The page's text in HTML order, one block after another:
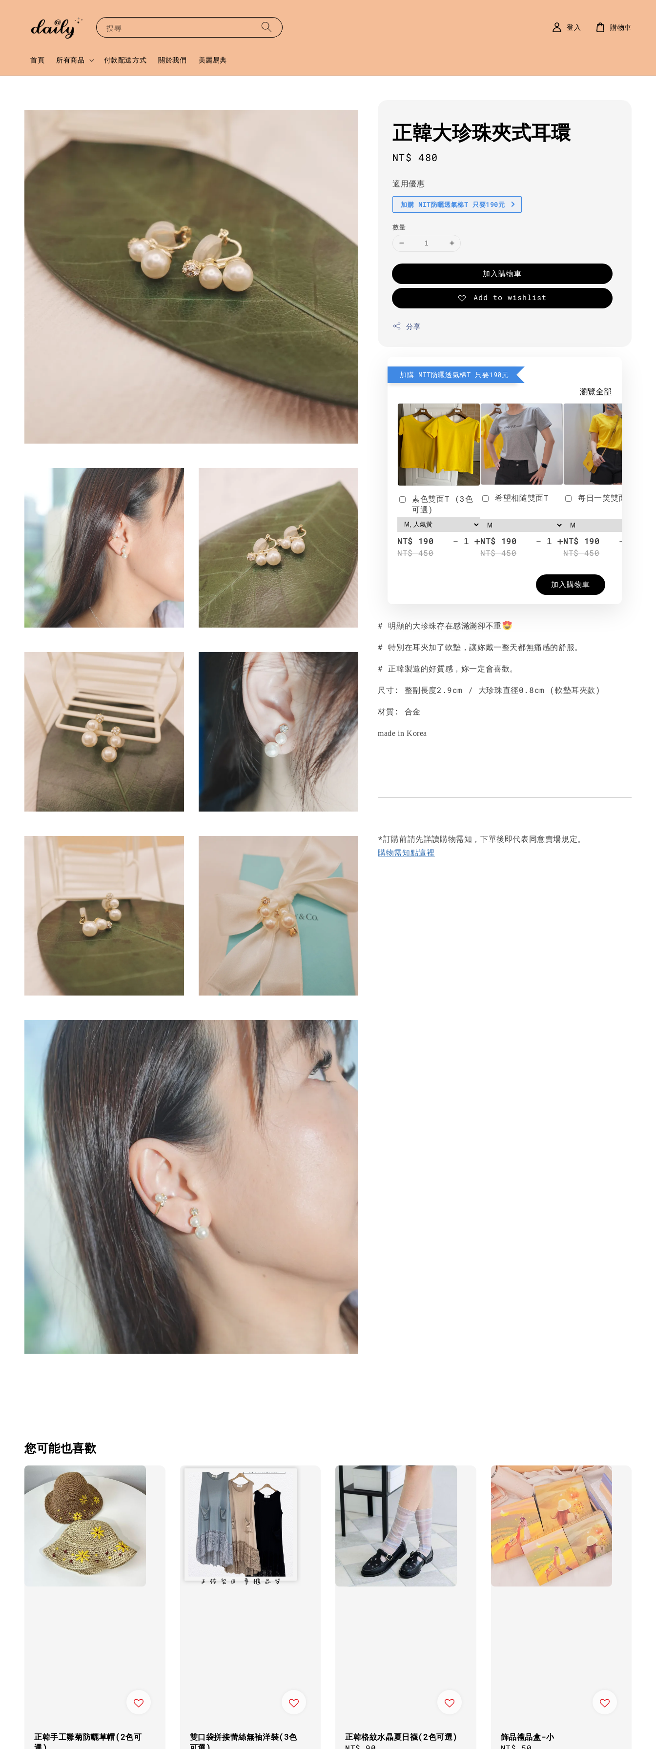
搜尋
首頁 所有商品 付款配送方式 關於我們 美麗易典
登入 購物車
正韓大珍珠夾式耳環
Regular
NT$ 480
適用優惠
加購 MIT防曬透氣棉T 只要190元
數量
加入購物車
Add to wishlist
分享
加購 MIT防曬透氣棉T 只要190元
瀏覽全部
素色雙面T (3色
可選)
NT$ 190
NT$ 450
- +
希望相隨雙面T
NT$ 190
NT$ 450
- +
每日一笑雙面T
NT$ 190
NT$ 450
-
加入購物車
# 明顯的大珍珠存在感滿滿卻不重
# 特別在耳夾加了軟墊，讓妳戴一整天都無痛感的舒服。
# 正韓製造的好質感，妳一定會喜歡。
尺寸: 整副長度2.9cm / 大珍珠直徑0.8cm (軟墊耳夾款)
材質: 合金
made in Korea
*訂購前請先詳讀購物需知，下單後即代表同意賣場規定。
購物需知點這裡
您可能也喜歡
正韓手工雛菊防曬草帽(2色可
雙口袋拼接蕾絲無袖洋裝(3色
正韓格紋水晶夏日襪(2色可選)
飾品禮品盒-小